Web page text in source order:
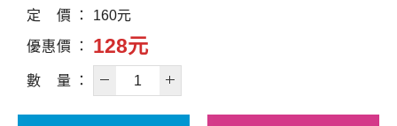
定
價 160元
優惠價 128元
數 量